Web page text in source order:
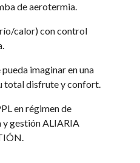
de aerotermia.
calor) con control
imaginar en una
total disfrute y confort.
en régimen de
y gestión ALIARIA